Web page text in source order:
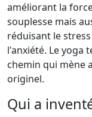
améliorant la
souplesse mais
réduisant le
l'anxiété. Le yoga
chemin qui mène
originel.
Qui a